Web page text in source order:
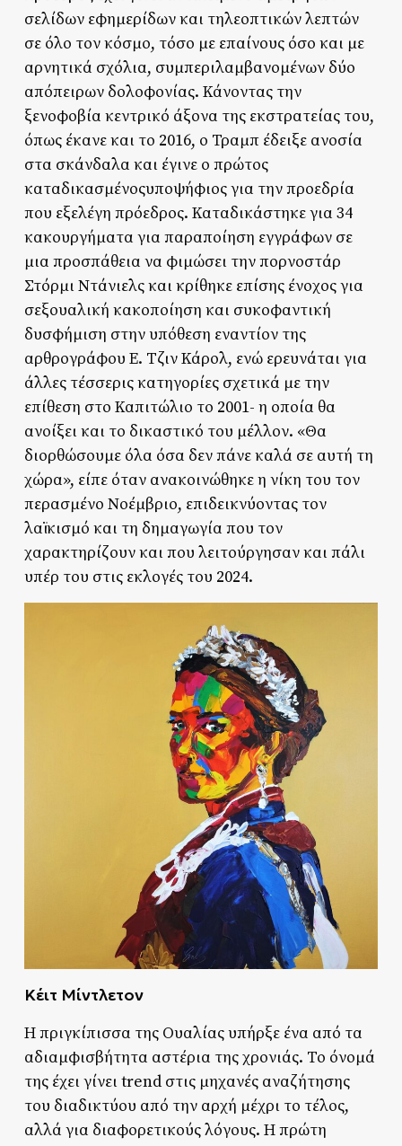
σελίδων εφημερίδων και τηλεοπτικών λεπτών
σε όλο τον κόσμο, τόσο με επαίνους όσο και με
αρνητικά σχόλια, συμπεριλαμβανομένων δύο
απόπειρων δολοφονίας. Κάνοντας την
ξενοφοβία κεντρικό άξονα της εκστρατείας του,
όπως έκανε και το 2016, ο Τραμπ έδειξε ανοσία
στα σκάνδαλα και έγινε ο πρώτος
καταδικασμένοςυποψήφιος για την προεδρία
που εξελέγη πρόεδρος. Καταδικάστηκε για 34
κακουργήματα για παραποίηση εγγράφων σε
μια προσπάθεια να φιμώσει την πορνοστάρ
Στόρμι Ντάνιελς και κρίθηκε επίσης ένοχος για
σεξουαλική κακοποίηση και συκοφαντική
δυσφήμιση στην υπόθεση εναντίον της
αρθρογράφου Ε. Τζιν Κάρολ, ενώ ερευνάται για
άλλες τέσσερις κατηγορίες σχετικά με την
επίθεση στο Καπιτώλιο το 2001- η οποία θα
ανοίξει και το δικαστικό του μέλλον. «Θα
διορθώσουμε όλα όσα δεν πάνε καλά σε αυτή τη
χώρα», είπε όταν ανακοινώθηκε η νίκη του τον
περασμένο Νοέμβριο, επιδεικνύοντας τον
λαϊκισμό και τη δημαγωγία που τον
χαρακτηρίζουν και που λειτούργησαν και πάλι
υπέρ του στις εκλογές του 2024.
Κέιτ Μίντλετον
Η πριγκίπισσα της Ουαλίας υπήρξε ένα από τα
αδιαμφισβήτητα αστέρια της χρονιάς. Το όνομά
της έχει γίνει trend στις μηχανές αναζήτησης
του διαδικτύου από την αρχή μέχρι το τέλος,
αλλά για διαφορετικούς λόγους. Η πρώτη